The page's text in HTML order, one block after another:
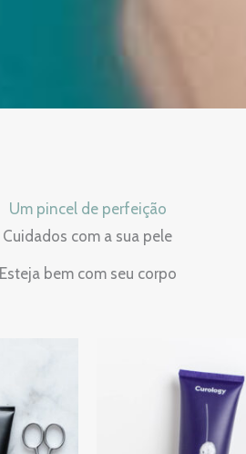
Um pincel de perfeição
Cuidados com a sua pele
Esteja bem com seu corpo